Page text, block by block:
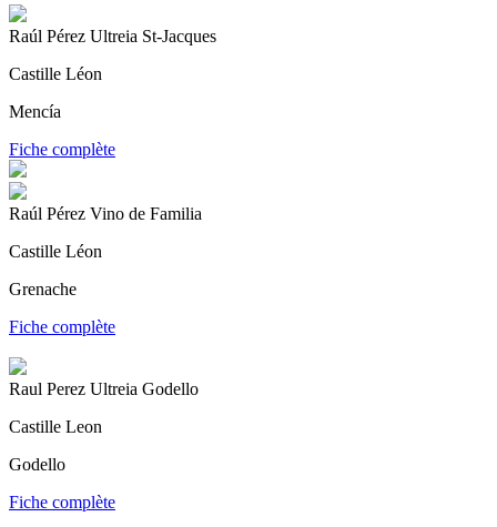
Raúl Pérez Ultreia St-Jacques
Castille Léon
Mencía
Fiche complète
Raúl Pérez Vino de Familia
Castille Léon
Grenache
Fiche complète
Raul Perez Ultreia Godello
Castille Leon
Godello
Fiche complète